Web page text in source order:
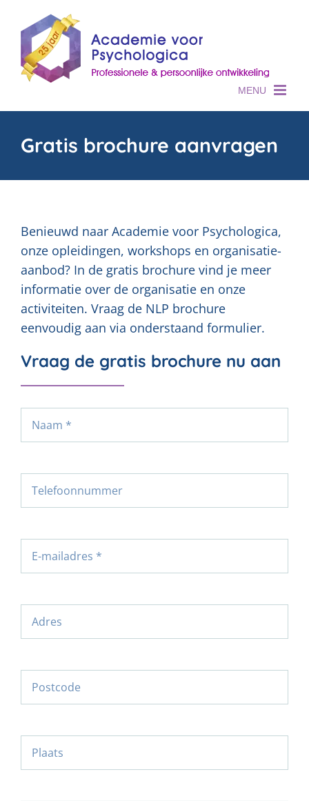
content
Gratis brochure aanvragen
Benieuwd naar Academie voor Psychologica,
onze opleidingen, workshops en organisatie-
aanbod? In de gratis brochure vind je meer
informatie over de organisatie en onze
activiteiten. Vraag de NLP brochure
eenvoudig aan via onderstaand formulier.
Vraag de gratis brochure nu aan